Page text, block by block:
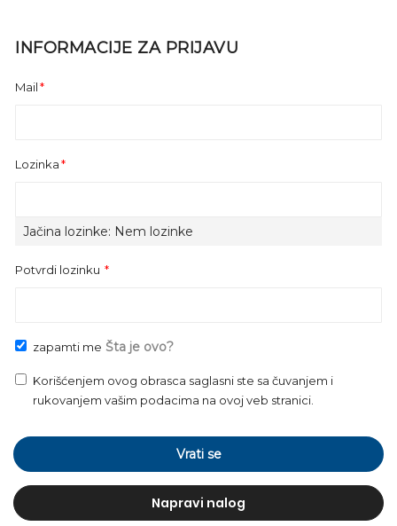
INFORMACIJE ZA PRIJAVU
Mail
Lozinka
Jačina lozinke: Nem lozinke
Potvrdi lozinku
zapamti me Šta je ovo?
Korišćenjem ovog obrasca saglasni ste sa čuvanjem i
rukovanjem vašim podacima na ovoj veb stranici.
Vrati se
Napravi nalog